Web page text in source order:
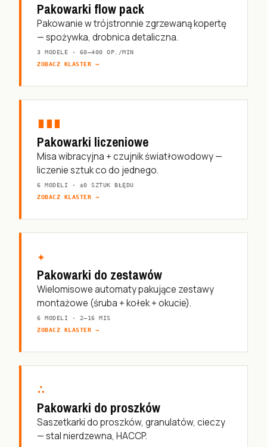
Pakowarki flow pack
Pakowanie w trójstronnie zgrzewaną kopertę
— spożywka, drobnica detaliczna.
3 MODELE · 60–400 OP./MIN
ZOBACZ KLASTER →
∎∎∎
Pakowarki liczeniowe
Misa wibracyjna + czujnik światłowodowy —
liczenie sztuk co do jednego.
6 MODELI · ±0 SZTUK BŁĘDU
ZOBACZ KLASTER →
✦
Pakowarki do zestawów
Wielomisowe automaty pakujące zestawy
montażowe (śruba + kołek + okucie).
6 MODELI · 2–16 MIS
ZOBACZ KLASTER →
∴
Pakowarki do proszków
Saszetkarki do proszków, granulatów, cieczy
— stal nierdzewna, HACCP.